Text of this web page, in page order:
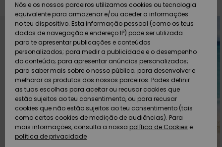
Calçado e
chinelos
Surfe/água
Snow
Artigos
recém-
chegados
Calçado e
chinelos
Surfe/água
Neve
Artigos
recém-
chegados
Highlights
Snow
SURF
Highlights
Community
SNOW
Criança
Snow Shop
Feminino
Highlights
Community
DUPLA
PROMO
Outlet
Mulher
AJUDA
Pagamento
Cartão
presente
Quiksilver
Freedom
Protecção de
dados
SUSTAINABILITY
Avançar
procurar
critérios
filtragem
Avançar
ordenar
Nós e os nossos parceiros utilizamos cookies ou tecnologia
equivalente para armazenar e/ou aceder a informações
no teu dispositivo. Esta informação pessoal (como os teus
dados de navegação e endereço IP) pode ser utilizada
para te apresentar publicações e conteúdos
personalizados; para medir a publicidade e o desempenho
do conteúdo; para apresentar anúncios personalizados;
para saber mais sobre o nosso público; para desenvolver e
melhorar os produtos dos nossos parceiros. Podes definir
as tuas escolhas para aceitar ou recusar cookies que
estão sujeitos ao teu consentimento, ou para recusar
cookies que não estão sujeitos ao teu consentimento (tais
como certos cookies de medição de audiências). Para
mais informações, consulta a nossa política de Cookies e
política de privacidade